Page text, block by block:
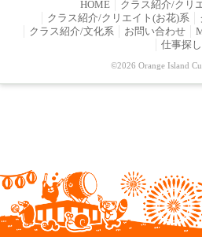
HOME
クラス紹介/クリ
クラス紹介/クリエイト(お花)系
クラス紹介/文化系
お問い合わせ
仕事探し
©2026 Orange Island